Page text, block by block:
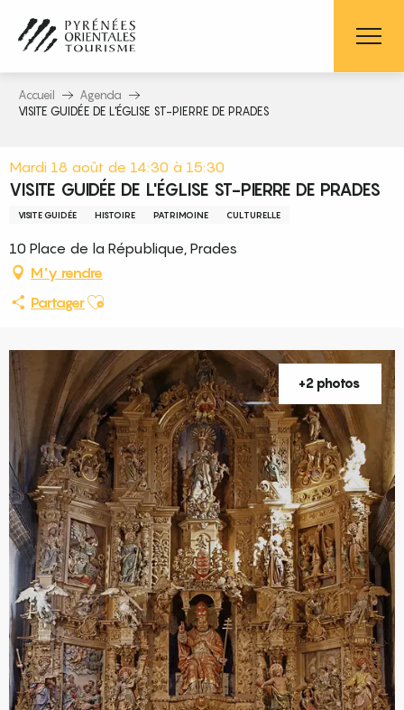
contenu
principal
Accueil
Agenda
VISITE GUIDÉE DE L'ÉGLISE ST-PIERRE DE PRADES
Mardi 18 août de 14:30 à 15:30
VISITE GUIDÉE DE L'ÉGLISE ST-PIERRE DE PRADES
VISITE GUIDÉE HISTOIRE PATRIMOINE CULTURELLE
10 Place de la République, Prades
M'y rendre
PartagerAjouter aux favoris
+2 photos